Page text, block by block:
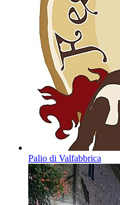
Palio di Valfabbrica